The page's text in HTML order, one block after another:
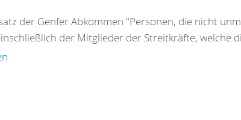
der Genfer Abkommen "Personen, die nicht
der Mitglieder der Streitkräfte, welche